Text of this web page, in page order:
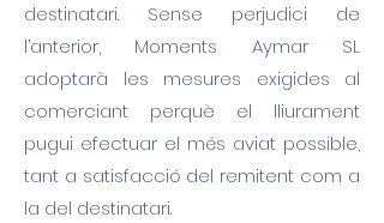
destinatari. Sense perjudici de
l’anterior, Moments Aymar SL
adoptarà les mesures exigides al
comerciant perquè el lliurament
pugui efectuar el més aviat possible,
tant a satisfacció del remitent com a
la del destinatari.